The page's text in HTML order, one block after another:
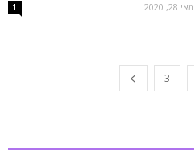
מאי 28, 2020 1
3